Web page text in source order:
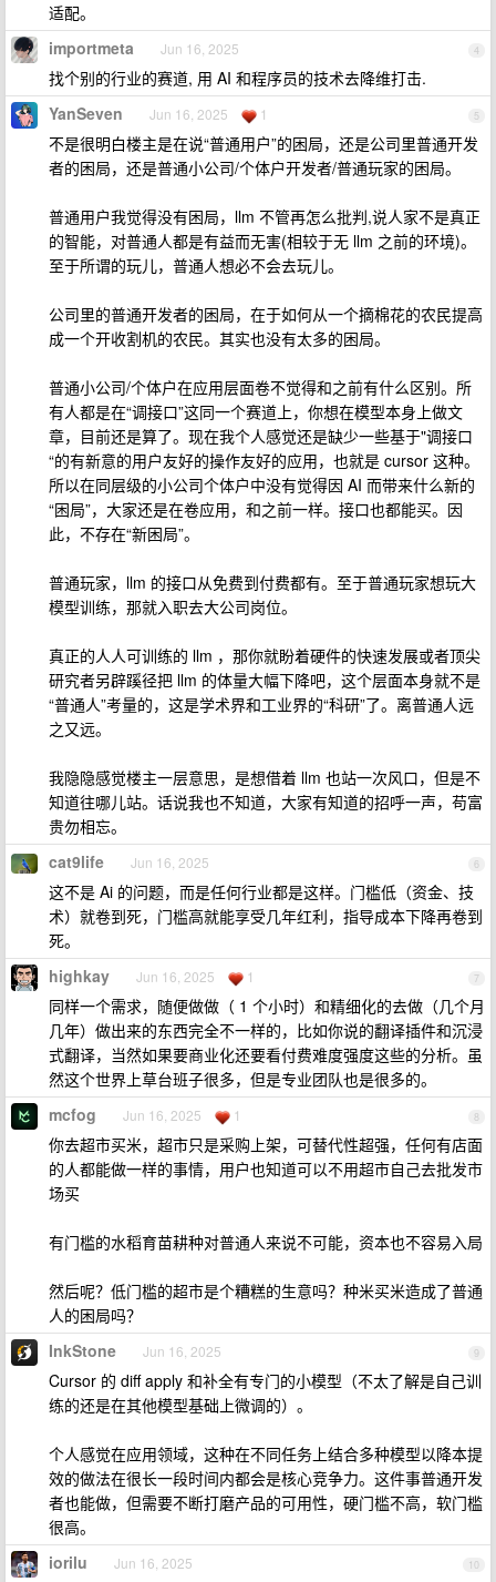
适配。
4
importmeta Jun 16, 2025
找个别的行业的赛道, 用 AI 和程序员的技术去降维打击.
5
YanSeven Jun 16, 2025 1
不是很明白楼主是在说“普通用户”的困局，还是公司里普通开发
者的困局，还是普通小公司/个体户开发者/普通玩家的困局。
普通用户我觉得没有困局，llm 不管再怎么批判,说人家不是真正
的智能，对普通人都是有益而无害(相较于无 llm 之前的环境)。
至于所谓的玩儿，普通人想必不会去玩儿。
公司里的普通开发者的困局，在于如何从一个摘棉花的农民提高
成一个开收割机的农民。其实也没有太多的困局。
普通小公司/个体户在应用层面卷不觉得和之前有什么区别。所
有人都是在“调接口”这同一个赛道上，你想在模型本身上做文
章，目前还是算了。现在我个人感觉还是缺少一些基于"调接口
“的有新意的用户友好的操作友好的应用，也就是 cursor 这种。
所以在同层级的小公司个体户中没有觉得因 AI 而带来什么新的
“困局”，大家还是在卷应用，和之前一样。接口也都能买。因
此，不存在“新困局”。
普通玩家，llm 的接口从免费到付费都有。至于普通玩家想玩大
模型训练，那就入职去大公司岗位。
真正的人人可训练的 llm ，那你就盼着硬件的快速发展或者顶尖
研究者另辟蹊径把 llm 的体量大幅下降吧，这个层面本身就不是
“普通人”考量的，这是学术界和工业界的“科研”了。离普通人远
之又远。
我隐隐感觉楼主一层意思，是想借着 llm 也站一次风口，但是不
知道往哪儿站。话说我也不知道，大家有知道的招呼一声，苟富
贵勿相忘。
6
cat9life Jun 16, 2025
这不是 Ai 的问题，而是任何行业都是这样。门槛低（资金、技
术）就卷到死，门槛高就能享受几年红利，指导成本下降再卷到
死。
7
highkay Jun 16, 2025 1
同样一个需求，随便做做（ 1 个小时）和精细化的去做（几个月
几年）做出来的东西完全不一样的，比如你说的翻译插件和沉浸
式翻译，当然如果要商业化还要看付费难度强度这些的分析。虽
然这个世界上草台班子很多，但是专业团队也是很多的。
8
mcfog Jun 16, 2025 1
你去超市买米，超市只是采购上架，可替代性超强，任何有店面
的人都能做一样的事情，用户也知道可以不用超市自己去批发市
场买
有门槛的水稻育苗耕种对普通人来说不可能，资本也不容易入局
然后呢？低门槛的超市是个糟糕的生意吗？种米买米造成了普通
人的困局吗？
9
InkStone Jun 16, 2025
Cursor 的 diff apply 和补全有专门的小模型（不太了解是自己训
练的还是在其他模型基础上微调的）。
个人感觉在应用领域，这种在不同任务上结合多种模型以降本提
效的做法在很长一段时间内都会是核心竞争力。这件事普通开发
者也能做，但需要不断打磨产品的可用性，硬门槛不高，软门槛
很高。
10
iorilu Jun 16, 2025